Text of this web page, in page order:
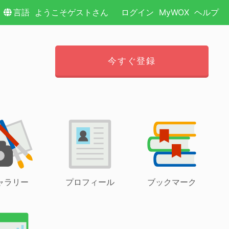
言語 ようこそゲストさん ログイン MyWOX ヘルプ
今すぐ登録
ラリー プロフィール ブックマーク